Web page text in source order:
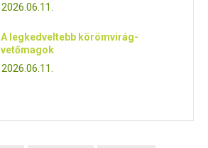
2026.06.11.
A legkedveltebb körömvirág-
vetőmagok
2026.06.11.